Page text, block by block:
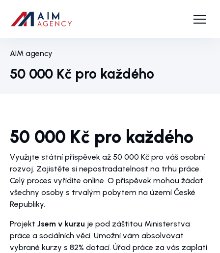
AIM agency
50 000 Kč pro každého
50 000 Kč pro každého
Využijte státní příspěvek až 50 000 Kč pro váš osobní
rozvoj. Zajistěte si nepostradatelnost na trhu práce.
Celý proces vyřídíte online. O příspěvek mohou žádat
všechny osoby s trvalým pobytem na území České
Republiky.
Projekt Jsem v kurzu je pod záštitou Ministerstva
práce a sociálních věcí. Umožní vám absolvovat
vybrané kurzy s 82% dotací. Úřad práce za vás zaplatí